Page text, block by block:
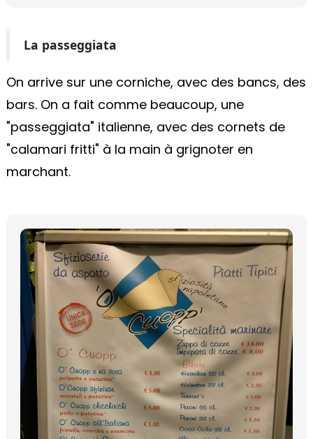
La passeggiata
On arrive sur une corniche, avec des bancs, des
bars. On a fait comme beaucoup, une
"passeggiata" italienne, avec des cornets de
"calamari fritti" à la main à grignoter en
marchant.